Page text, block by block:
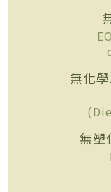
無化
無塑